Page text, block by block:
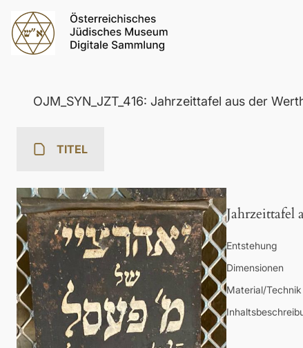
OJM_SYN_JZT_416: Jahrzeittafel aus der
TITEL
Jahrzeittafel
Entstehung
Dimensionen
Material/Technik